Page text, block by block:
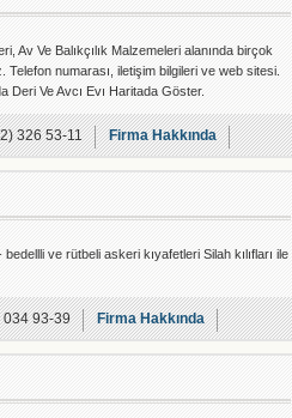
Av Ve Balıkçılık Malzemeleri alanında birçok
Telefon numarası, iletişim bilgileri ve web sitesi.
Deri Ve Avcı Evı Haritada Göster.
326 53-11
Firma Hakkında
ve rütbeli askeri kıyafetleri Silah kılıfları ile
93-39
Firma Hakkında